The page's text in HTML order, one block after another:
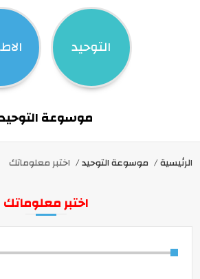
التوحيد
موسوعة التوحيد
الرئيسية موسوعة التوحيد اختبر معلوماتك
اختبر معلوماتك